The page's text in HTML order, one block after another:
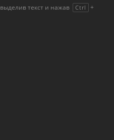
текст и нажав Ctrl +